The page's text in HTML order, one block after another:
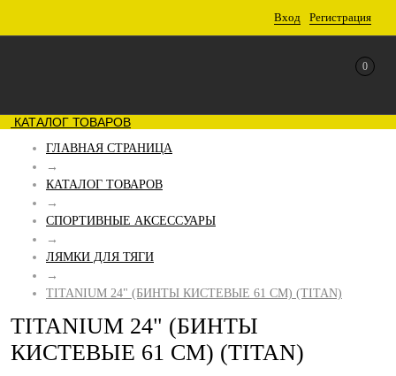
Вход Регистрация
0
КАТАЛОГ ТОВАРОВ
ГЛАВНАЯ СТРАНИЦА
→
КАТАЛОГ ТОВАРОВ
→
СПОРТИВНЫЕ АКСЕССУАРЫ
→
ЛЯМКИ ДЛЯ ТЯГИ
→
TITANIUM 24" (БИНТЫ КИСТЕВЫЕ 61 СМ) (TITAN)
TITANIUM 24" (БИНТЫ
КИСТЕВЫЕ 61 СМ) (TITAN)